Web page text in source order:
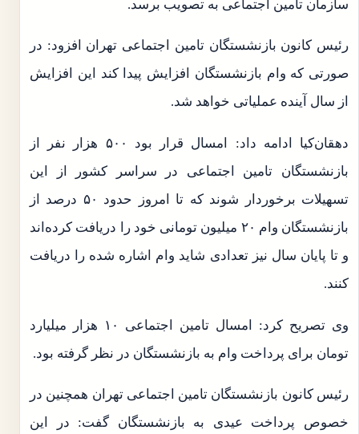
سازمان تامین اجتماعی به تصویب برسد.
رئیس کانون بازنشستگان تامین اجتماعی تهران افزود: در
صورتی که وام بازنشستگان افزایش پیدا کند این افزایش
از سال آینده عملیاتی خواهد شد.
دهقان‌کیا ادامه داد: امسال قرار بود ۵۰۰ هزار نفر از
بازنشستگان تامین اجتماعی در سراسر کشور از این
تسهیلات برخوردار شوند که تا امروز حدود ۵۰ درصد از
بازنشستگان وام ۲۰ میلیون تومانی خود را دریافت کرده‌اند
و تا پایان سال نیز تعدادی شاید وام اشاره شده را دریافت
کنند.
وی تصریح کرد: امسال تامین اجتماعی ۱۰ هزار میلیارد
تومان برای پرداخت وام به بازنشستگان در نظر گرفته بود.
رئیس کانون بازنشستگان تامین اجتماعی تهران همچنین در
خصوص پرداخت عیدی به بازنشستگان گفت: در این